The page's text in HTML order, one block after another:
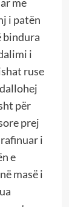
i patën
bindura
i
ruse
për
prej
i
e
masë i